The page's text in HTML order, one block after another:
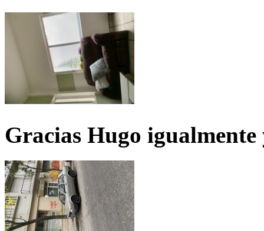
Gracias Hugo igualmente